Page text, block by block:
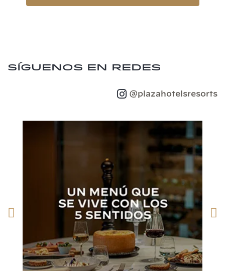
Síguenos en redes
@plazahotelsresorts